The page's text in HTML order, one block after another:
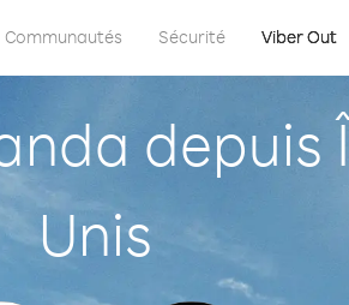
Communautés Sécurité Viber Out
depuis
Unis